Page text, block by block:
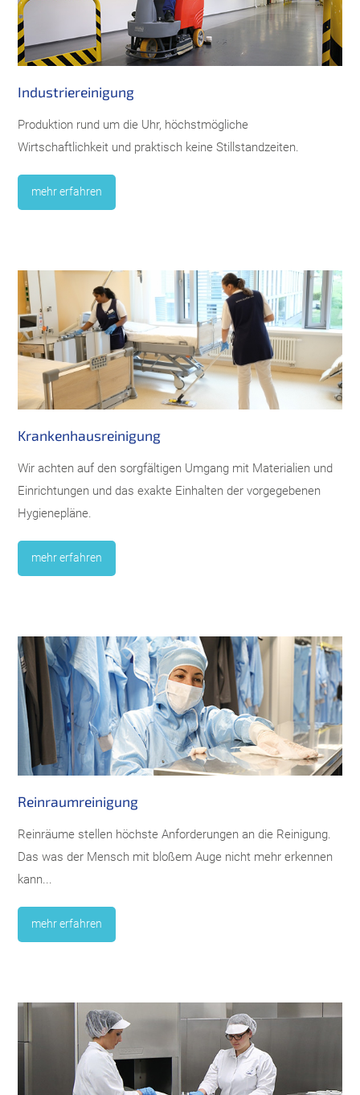
Industriereinigung
Produktion rund um die Uhr, höchstmögliche
Wirtschaftlichkeit und praktisch keine Stillstandzeiten.
mehr erfahren
Krankenhausreinigung
Wir achten auf den sorgfältigen Umgang mit Materialien und
Einrichtungen und das exakte Einhalten der vorgegebenen
Hygienepläne.
mehr erfahren
Reinraumreinigung
Reinräume stellen höchste Anforderungen an die Reinigung.
Das was der Mensch mit bloßem Auge nicht mehr erkennen
kann...
mehr erfahren